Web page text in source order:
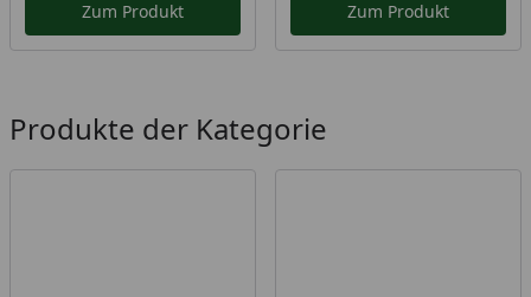
Zum Produkt Zum Produkt
Produkte der Kategorie